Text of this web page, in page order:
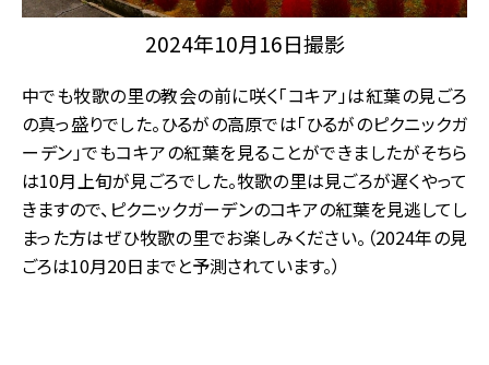
2024年10月16日撮影
中でも牧歌の里の教会の前に咲く「コキア」は紅葉の見ごろ
の真っ盛りでした。ひるがの高原では「ひるがのピクニックガ
ーデン」でもコキアの紅葉を見ることができましたがそちら
は10月上旬が見ごろでした。牧歌の里は見ごろが遅くやって
きますので、ピクニックガーデンのコキアの紅葉を見逃してし
まった方はぜひ牧歌の里でお楽しみください。（2024年の見
ごろは10月20日までと予測されています。）